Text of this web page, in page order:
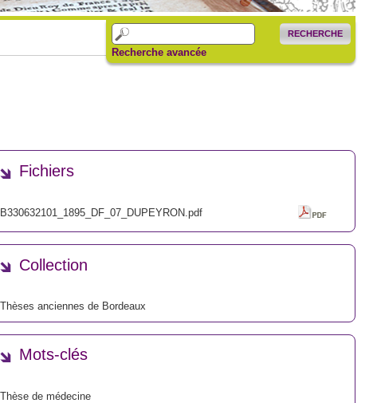
RECHERCHE
Recherche avancée
Fichiers
B330632101_1895_DF_07_DUPEYRON.pdf
Collection
Thèses anciennes de Bordeaux
Mots-clés
Thèse de médecine